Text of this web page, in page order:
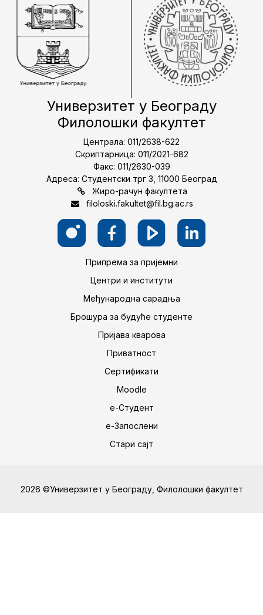
Универзитет у Београду
Филолошки факултет
Централа: 011/2638-622
Скриптарница: 011/2021-682
Факс: 011/2630-039
Адреса: Студентски трг 3, 11000 Београд
Жиро-рачун факултета
filoloski.fakultet@fil.bg.ac.rs
Припрема за пријемни
Центри и институти
Међународна сарадња
Брошура за будуће студенте
Пријава кварова
Приватност
Сертификати
Moodle
е-Студент
е-Запослени
Стари сајт
2026 ©Универзитет у Београду, Филолошки факултет